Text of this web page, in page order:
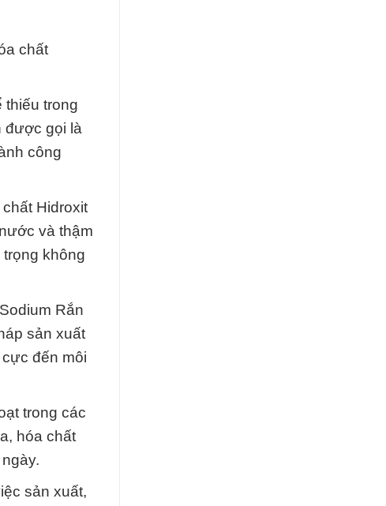
chất
thiếu trong
được gọi là
công
Hidroxit
và thậm
không
Rắn
sản xuất
đến môi
trong các
hóa chất
sản xuất,